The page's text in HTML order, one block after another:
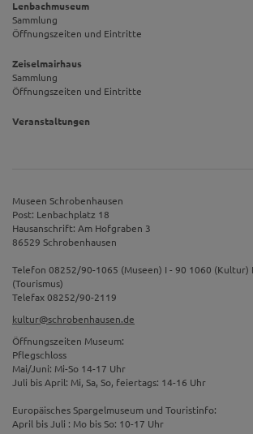
Lenbachmuseum
Sammlung
Öffnungszeiten und Eintritte
Zeiselmairhaus
Sammlung
Öffnungszeiten und Eintritte
Veranstaltungen
Museen Schrobenhausen
Post: Lenbachplatz 18
Hausanschrift: Am Hofgraben 3
86529 Schrobenhausen
Telefon 08252/90-1065 (Museen) I - 90 1060 (Kultur)
(Tourismus)
Telefax 08252/90-2119
kultur@schrobenhausen.de
Öffnungszeiten Museum:
Pflegschloss
Mai/Juni: Mi-So 14-17 Uhr
Juli bis April: Mi, Sa, So, feiertags: 14-16 Uhr
Europäisches Spargelmuseum und Touristinfo:
April bis Juli : Mo bis So: 10-17 Uhr